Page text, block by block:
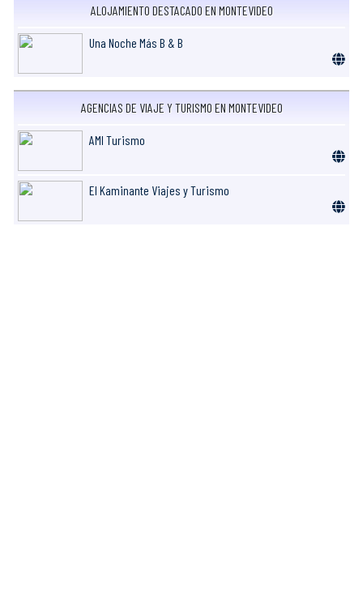
ALOJAMIENTO DESTACADO EN MONTEVIDEO
Una Noche Más B & B
AGENCIAS DE VIAJE Y TURISMO EN MONTEVIDEO
AMI Turismo
El Kaminante Viajes y Turismo